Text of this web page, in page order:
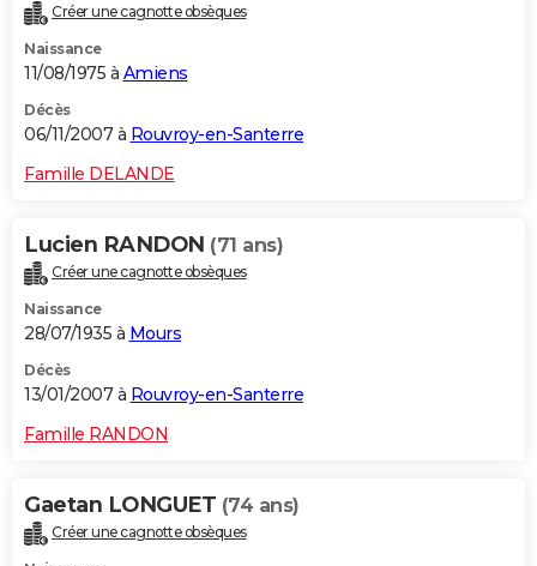
Créer une cagnotte obsèques
Naissance
11/08/1975 à Amiens
Décès
06/11/2007 à Rouvroy-en-Santerre
Famille DELANDE
Lucien RANDON (71 ans)
Créer une cagnotte obsèques
Naissance
28/07/1935 à Mours
Décès
13/01/2007 à Rouvroy-en-Santerre
Famille RANDON
Gaetan LONGUET (74 ans)
Créer une cagnotte obsèques